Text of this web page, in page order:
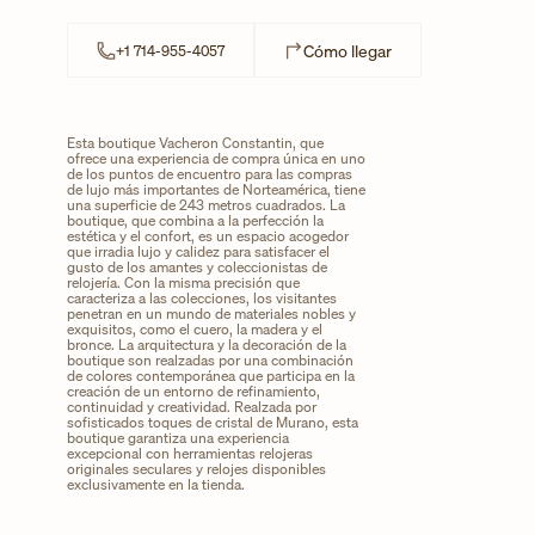
+1 714-955-4057 Cómo llegarLink Opens in New
Esta boutique Vacheron Constantin, que
ofrece una experiencia de compra única en uno
de los puntos de encuentro para las compras
de lujo más importantes de Norteamérica, tiene
una superficie de 243 metros cuadrados. La
boutique, que combina a la perfección la
estética y el confort, es un espacio acogedor
que irradia lujo y calidez para satisfacer el
gusto de los amantes y coleccionistas de
relojería. Con la misma precisión que
caracteriza a las colecciones, los visitantes
penetran en un mundo de materiales nobles y
exquisitos, como el cuero, la madera y el
bronce. La arquitectura y la decoración de la
boutique son realzadas por una combinación
de colores contemporánea que participa en la
creación de un entorno de refinamiento,
continuidad y creatividad. Realzada por
sofisticados toques de cristal de Murano, esta
boutique garantiza una experiencia
excepcional con herramientas relojeras
originales seculares y relojes disponibles
exclusivamente en la tienda.